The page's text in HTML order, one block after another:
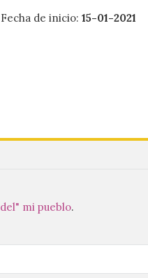
Fecha de inicio: 15-01-2021
mi pueblo.